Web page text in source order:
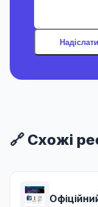
Надіслати
🔗 Схожі